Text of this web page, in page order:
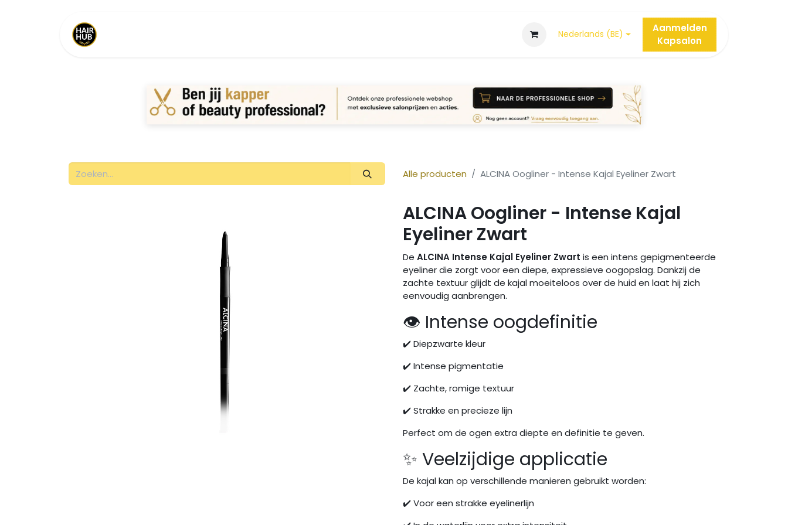
Nederlands (BE)
Aanmelden
Kapsalon
Alle producten ALCINA Oogliner - Intense Kajal Eyeliner Zwart
ALCINA Oogliner - Intense Kajal
Eyeliner Zwart
De ALCINA Intense Kajal Eyeliner Zwart is een intens gepigmenteerde
eyeliner die zorgt voor een diepe, expressieve oogopslag. Dankzij de
zachte textuur glijdt de kajal moeiteloos over de huid en laat hij zich
eenvoudig aanbrengen.
👁️ Intense oogdefinitie
✔️ Diepzwarte kleur
✔️ Intense pigmentatie
✔️ Zachte, romige textuur
✔️ Strakke en precieze lijn
Perfect om de ogen extra diepte en definitie te geven.
✨ Veelzijdige applicatie
De kajal kan op verschillende manieren gebruikt worden:
✔️ Voor een strakke eyelinerlijn